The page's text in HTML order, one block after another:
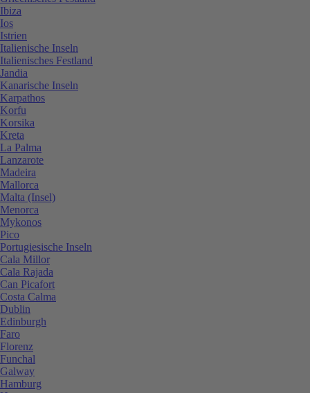
Ibiza
Ios
Istrien
Italienische Inseln
Italienisches Festland
Jandia
Kanarische Inseln
Karpathos
Korfu
Korsika
Kreta
La Palma
Lanzarote
Madeira
Mallorca
Malta (Insel)
Menorca
Mykonos
Pico
Portugiesische Inseln
Cala Millor
Cala Rajada
Can Picafort
Costa Calma
Dublin
Edinburgh
Faro
Florenz
Funchal
Galway
Hamburg